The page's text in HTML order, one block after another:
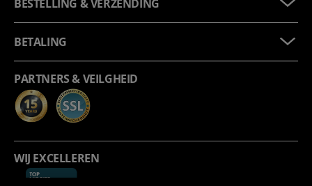
BESTELLING & VERZENDING
BETALING
PARTNERS & VEILGHEID
WIJ EXCELLEREN